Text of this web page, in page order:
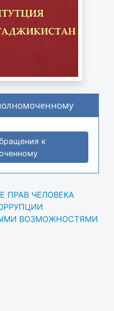
к
ПРАВ ЧЕЛОВЕКА
ВОЗМОЖНОСТЯМИ